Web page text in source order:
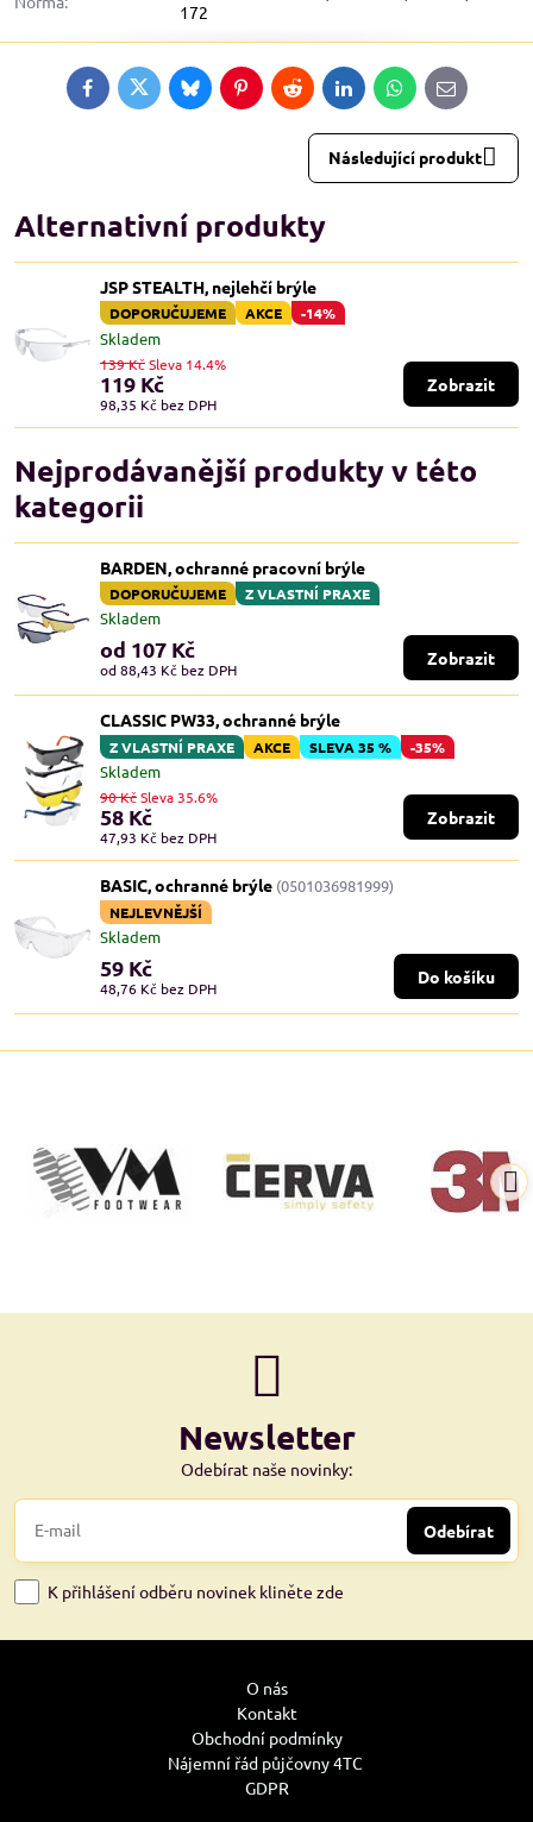
172
FacebookTwitterBlueskyPinterestRedditLinkedInWhatsApp
E-
mail
Následující produkt
Alternativní produkty
JSP STEALTH, nejlehčí brýle
DOPORUČUJEME AKCE -14%
Skladem
119 Kč
98,35 Kč bez DPH
139 KčSleva 14.4%
Zobrazit
Nejprodávanější produkty v této
kategorii
BARDEN, ochranné pracovní brýle
DOPORUČUJEME Z VLASTNÍ PRAXE
Skladem
od 107 Kč
od 88,43 Kč bez DPH
Zobrazit
CLASSIC PW33, ochranné brýle
Z VLASTNÍ PRAXE AKCE SLEVA 35 % -35%
Skladem
58 Kč
47,93 Kč bez DPH
90 KčSleva 35.6%
Zobrazit
BASIC, ochranné brýle (0501036981999)
NEJLEVNĚJŠÍ
Skladem
59 Kč
48,76 Kč bez DPH
Do košíku
Newsletter
Odebírat naše novinky:
Odebírat
K přihlášení odběru novinek kliněte zde
O nás
Kontakt
Obchodní podmínky
Nájemní řád půjčovny 4TC
GDPR